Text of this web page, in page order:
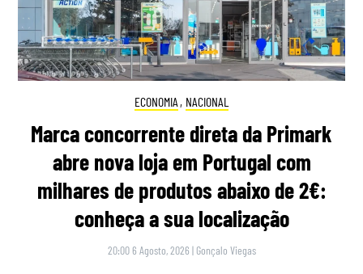
ECONOMIA , NACIONAL
Marca concorrente direta da Primark
abre nova loja em Portugal com
milhares de produtos abaixo de 2€:
conheça a sua localização
20:00 6 Agosto, 2026 | Gonçalo Viegas